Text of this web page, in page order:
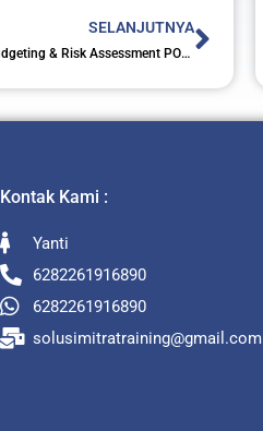
SELANJUTNYA
Training Field Of Development Budgeting & Risk Assessment POD AFE and WP&B
Next
Kontak Kami :
Yanti
6282261916890
6282261916890
solusimitratraining@gmail.com